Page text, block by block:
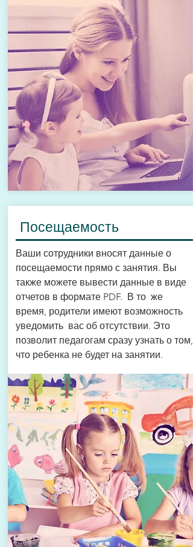
Посещаемость
Ваши сотрудники вносят данные о
посещаемости прямо с занятия. Вы
также можете вывести данные в виде
отчетов в формате PDF. В то же
время, родители имеют возможность
уведомить вас об отсутствии. Это
позволит педагогам сразу узнать о том,
что ребенка не будет на занятии.